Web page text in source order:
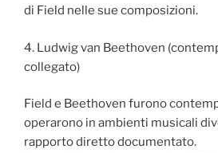
di Field nelle sue composizioni.
4. Ludwig van Beethoven
collegato)
Field e Beethoven furono
operarono in ambienti musicali
rapporto diretto documentato.